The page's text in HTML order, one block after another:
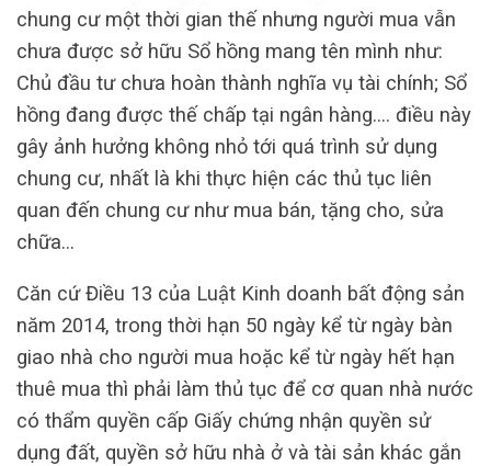
chung cư một thời gian thế nhưng người mua vẫn
chưa được sở hữu Sổ hồng mang tên mình như:
Chủ đầu tư chưa hoàn thành nghĩa vụ tài chính; Sổ
hồng đang được thế chấp tại ngân hàng…. điều này
gây ảnh hưởng không nhỏ tới quá trình sử dụng
chung cư, nhất là khi thực hiện các thủ tục liên
quan đến chung cư như mua bán, tặng cho, sửa
chữa…
Căn cứ Điều 13 của Luật Kinh doanh bất động sản
năm 2014, trong thời hạn 50 ngày kể từ ngày bàn
giao nhà cho người mua hoặc kể từ ngày hết hạn
thuê mua thì phải làm thủ tục để cơ quan nhà nước
có thẩm quyền cấp Giấy chứng nhận quyền sử
dụng đất, quyền sở hữu nhà ở và tài sản khác gắn